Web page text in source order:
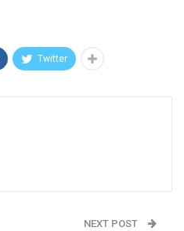
Twitter
NEXT POST